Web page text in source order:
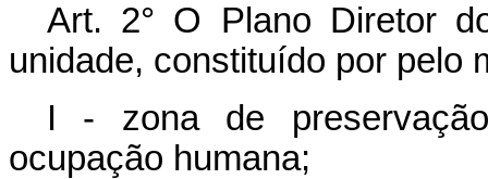
Art. 2° O Plano Diretor
unidade, constituído por pelo
I - zona de
ocupação humana;